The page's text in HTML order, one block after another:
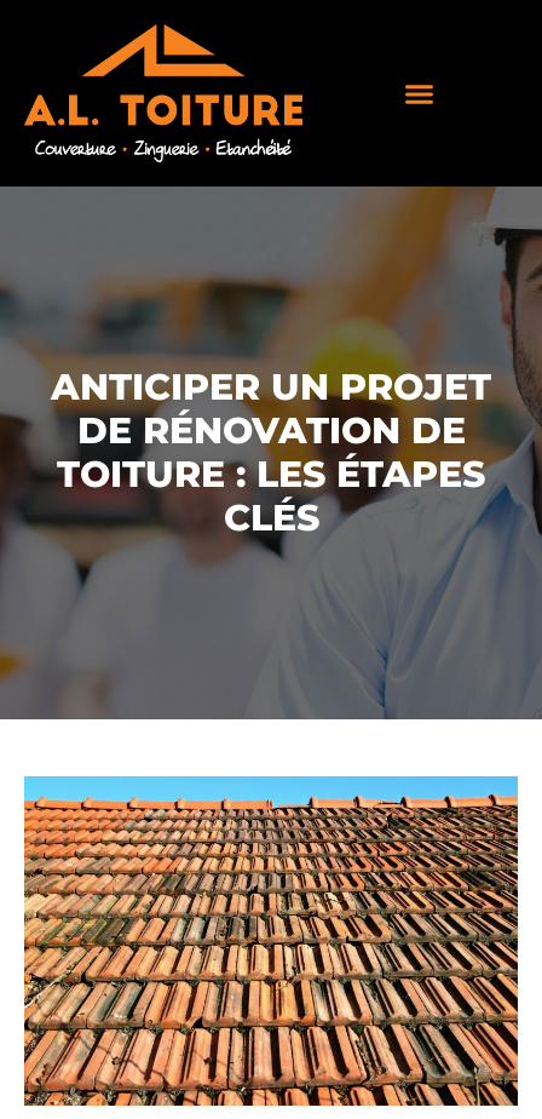
ANTICIPER UN PROJET
DE RÉNOVATION DE
TOITURE : LES ÉTAPES
CLÉS